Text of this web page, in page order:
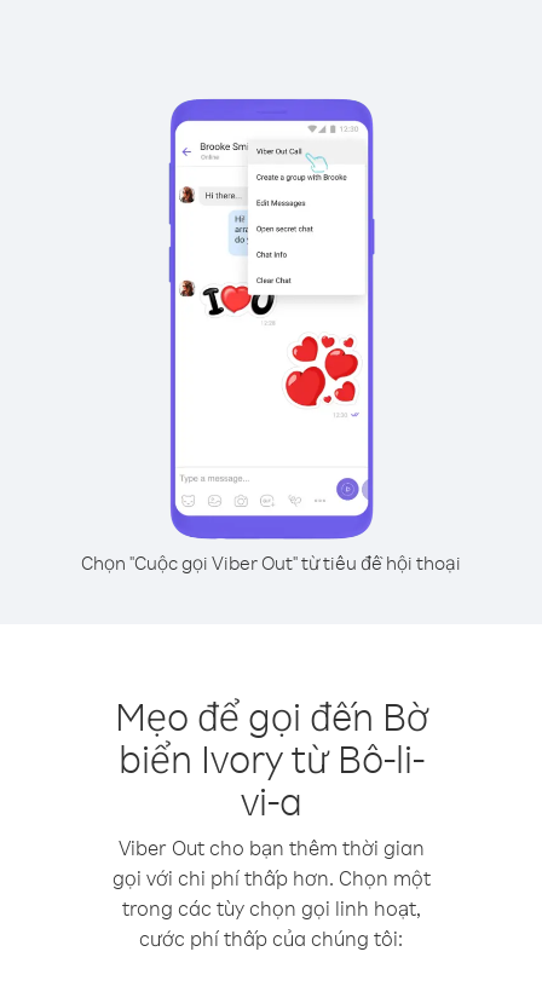
Chọn "Cuộc gọi Viber Out" từ tiêu đề hội thoại
Mẹo để gọi đến Bờ
biển Ivory từ Bô-li-
vi-a
Viber Out cho bạn thêm thời gian
gọi với chi phí thấp hơn. Chọn một
trong các tùy chọn gọi linh hoạt,
cước phí thấp của chúng tôi: